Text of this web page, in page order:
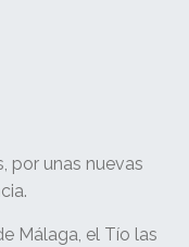
por unas nuevas
Málaga, el Tío las